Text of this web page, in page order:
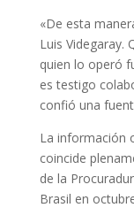
«De esta
Luis Videgaray.
quien lo operó
es testigo
confió una
La información
coincide
de la
Brasil en